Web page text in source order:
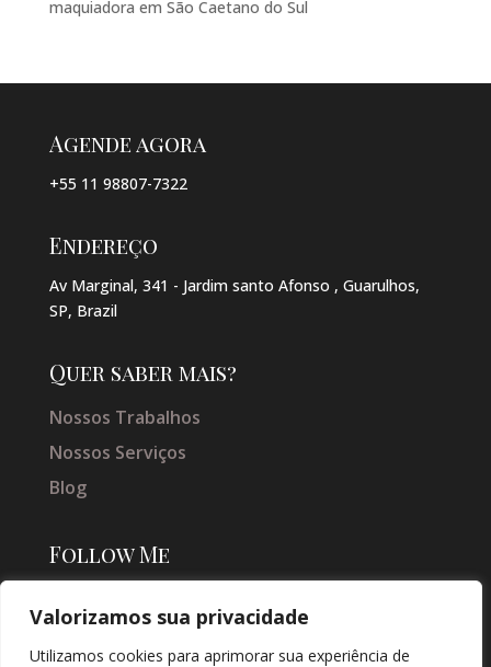
Valorizamos sua privacidade
Utilizamos cookies para aprimorar sua experiência de
maquiadora em São Caetano do Sul
Agende agora
+55 11 98807-7322
Endereço
Av Marginal, 341 - Jardim santo Afonso , Guarulhos,
SP, Brazil
Quer saber mais?
Nossos Trabalhos
Nossos Serviços
Blog
Follow Me